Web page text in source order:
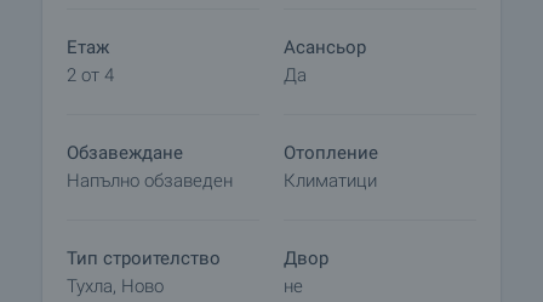
за информация и кандидатстване за кредит.
Етаж
2 от 4
Асансьор
Да
Обзавеждане
Напълно обзаведен
Отопление
Климатици
Тип строителство
Тухла, Ново
Двор
не